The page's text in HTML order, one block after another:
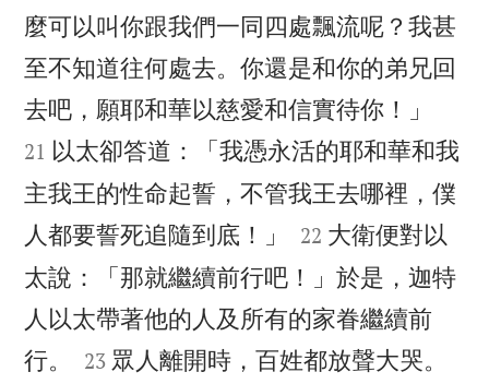
麼可以叫你跟我們一同四處飄流呢？我甚
至不知道往何處去。你還是和你的弟兄回
去吧，願耶和華以慈愛和信實待你！」
21 以太卻答道：「我憑永活的耶和華和我
主我王的性命起誓，不管我王去哪裡，僕
人都要誓死追隨到底！」


22 大衛便對以
太說：「那就繼續前行吧！」於是，迦特
人以太帶著他的人及所有的家眷繼續前
行。


23 眾人離開時，百姓都放聲大哭。